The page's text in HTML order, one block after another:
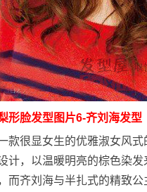
形脸发型图片6-齐刘海发型
款很显女生的优雅淑女风式
计，以温暖明亮的棕色染
而齐刘海与半扎式的精致公